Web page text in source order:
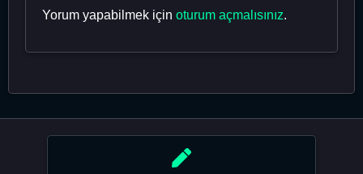
Yorum yapabilmek için oturum açmalısınız.